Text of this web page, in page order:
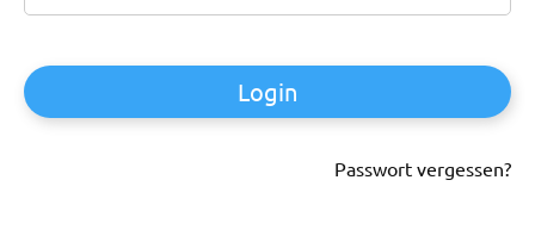
Login
Passwort vergessen?